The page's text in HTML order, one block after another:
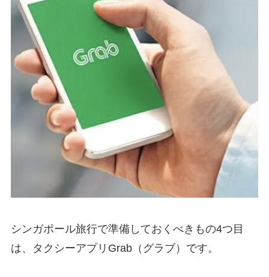
シンガポール旅行で準備しておくべきもの4つ目
は、タクシーアプリGrab（グラブ）です。